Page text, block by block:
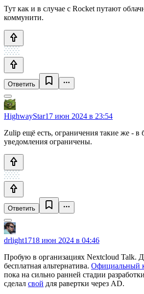
Тут как и в случае с Rocket путают
коммунити.
Ответить
HighwayStar17 июн 2024 в 23:54
Zulip ещё есть, ограничения такие же - в
уведомления ограничены.
Ответить
drlight1718 июн 2024 в 04:46
Пробую в организациях Nextcloud Talk.
бесплатная альтернатива. Официальный
пока на сильно ранней стадии
сделал свой для равертки через AD.